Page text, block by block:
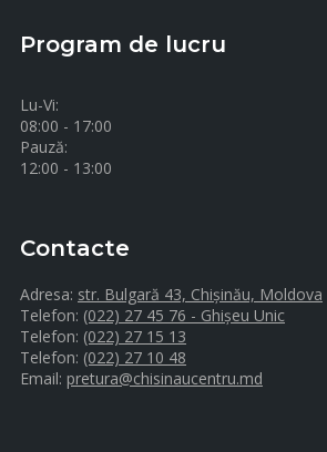
Program de lucru
Lu-Vi:
08:00 - 17:00
Pauză:
12:00 - 13:00
Contacte
Adresa: str. Bulgară 43, Chișinău, Moldova
Telefon: (022) 27 45 76 - Ghișeu Unic
Telefon: (022) 27 15 13
Telefon: (022) 27 10 48
Email: pretura@chisinaucentru.md